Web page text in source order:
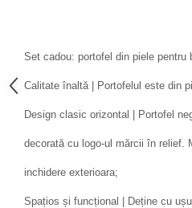
Set cadou: portofel din piele pentru
Calitate înaltă | Portofelul este din
Design clasic orizontal | Portofel
decorată cu logo-ul mărcii în relief.
inchidere exterioara;
Spațios și funcțional | Deține cu